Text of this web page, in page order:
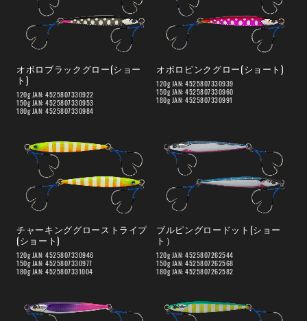
オボロブラックグロー(ショー
ト)
120g JAN: 4525807330922
150g JAN: 4525807330953
180g JAN: 4525807330984
オボロピンクグロー(ショート)
120g JAN: 4525807330939
150g JAN: 4525807330960
180g JAN: 4525807330991
チャーキンググローストライプ
(ショート)
120g JAN: 4525807330946
150g JAN: 4525807330977
180g JAN: 4525807331004
ブルピングロードット(ショー
ト）
120g JAN: 4525807262544
150g JAN: 4525807262568
180g JAN: 4525807262582